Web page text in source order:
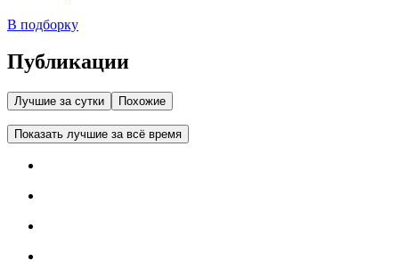
В подборку
Публикации
Лучшие за сутки Похожие
Показать лучшие за всё время